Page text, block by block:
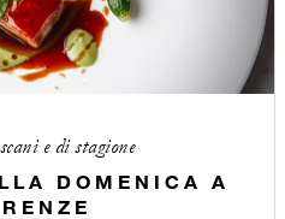
e di stagione
DOMENICA A